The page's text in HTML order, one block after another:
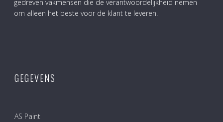
gedreven vakmensen die de verantwoordelijkheid nemen
om alleen het beste voor de klant te leveren.
GEGEVENS
AS Paint